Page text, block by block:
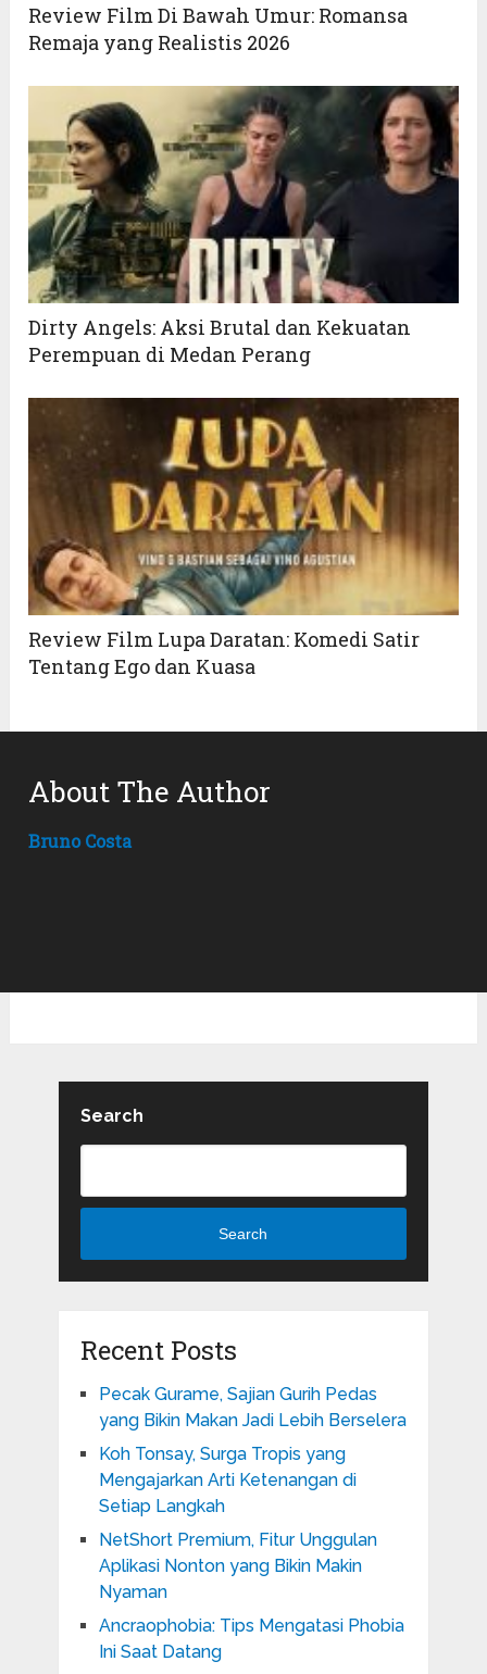
Review Film Di Bawah Umur: Romansa
Remaja yang Realistis 2026
Dirty Angels: Aksi Brutal dan Kekuatan
Perempuan di Medan Perang
Review Film Lupa Daratan: Komedi Satir
Tentang Ego dan Kuasa
About The Author
Bruno Costa
Search
Search
Recent Posts
Pecak Gurame, Sajian Gurih Pedas
yang Bikin Makan Jadi Lebih Berselera
Koh Tonsay, Surga Tropis yang
Mengajarkan Arti Ketenangan di
Setiap Langkah
NetShort Premium, Fitur Unggulan
Aplikasi Nonton yang Bikin Makin
Nyaman
Ancraophobia: Tips Mengatasi Phobia
Ini Saat Datang